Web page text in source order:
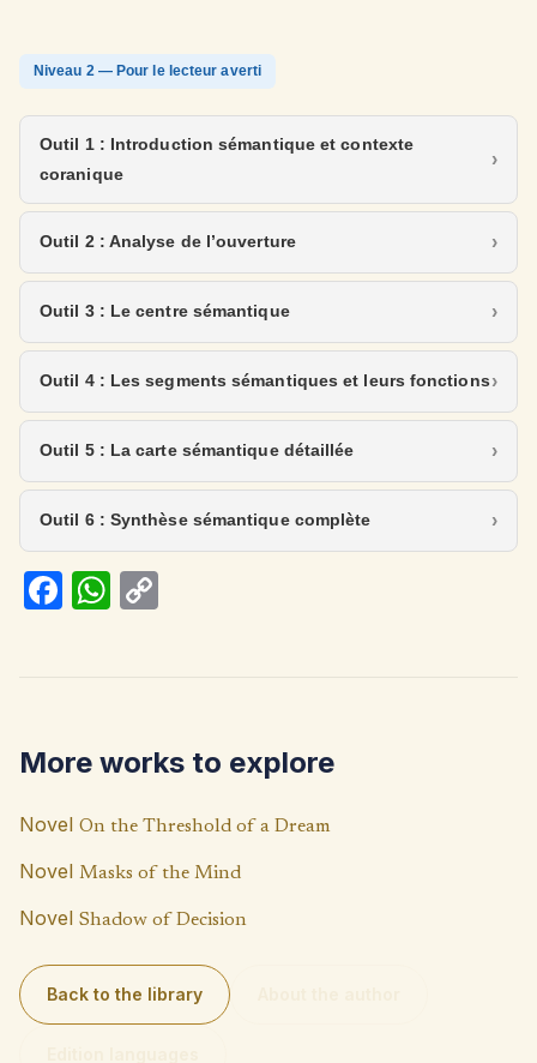
Niveau 2 — Pour le lecteur averti
Outil 1 : Introduction sémantique et contexte
coranique
Outil 2 : Analyse de l’ouverture
Outil 3 : Le centre sémantique
Outil 4 : Les segments sémantiques et leurs fonctions
Outil 5 : La carte sémantique détaillée
Outil 6 : Synthèse sémantique complète
Fa
k
W
p
p
Li
n
k
More works to explore
Novel On the Threshold of a Dream
Novel Masks of the Mind
Novel Shadow of Decision
Back to the library